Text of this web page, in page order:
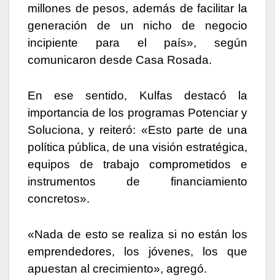
millones de pesos, además de facilitar la
generación de un nicho de negocio
incipiente para el país», según
comunicaron desde Casa Rosada.
En ese sentido, Kulfas destacó la
importancia de los programas Potenciar y
Soluciona, y reiteró: «Esto parte de una
política pública, de una visión estratégica,
equipos de trabajo comprometidos e
instrumentos de financiamiento
concretos».
«Nada de esto se realiza si no están los
emprendedores, los jóvenes, los que
apuestan al crecimiento», agregó.